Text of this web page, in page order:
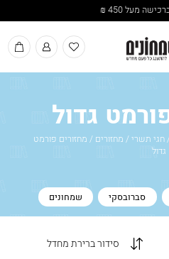
מעל 450 ₪
גדול
חגי תשרי/ מחזורים / מחזורים פורמט
גדול
סברובסקי שמחונים